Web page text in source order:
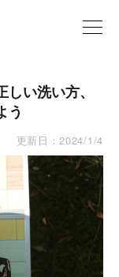
い洗い方、
う
更新日：2024/1/4